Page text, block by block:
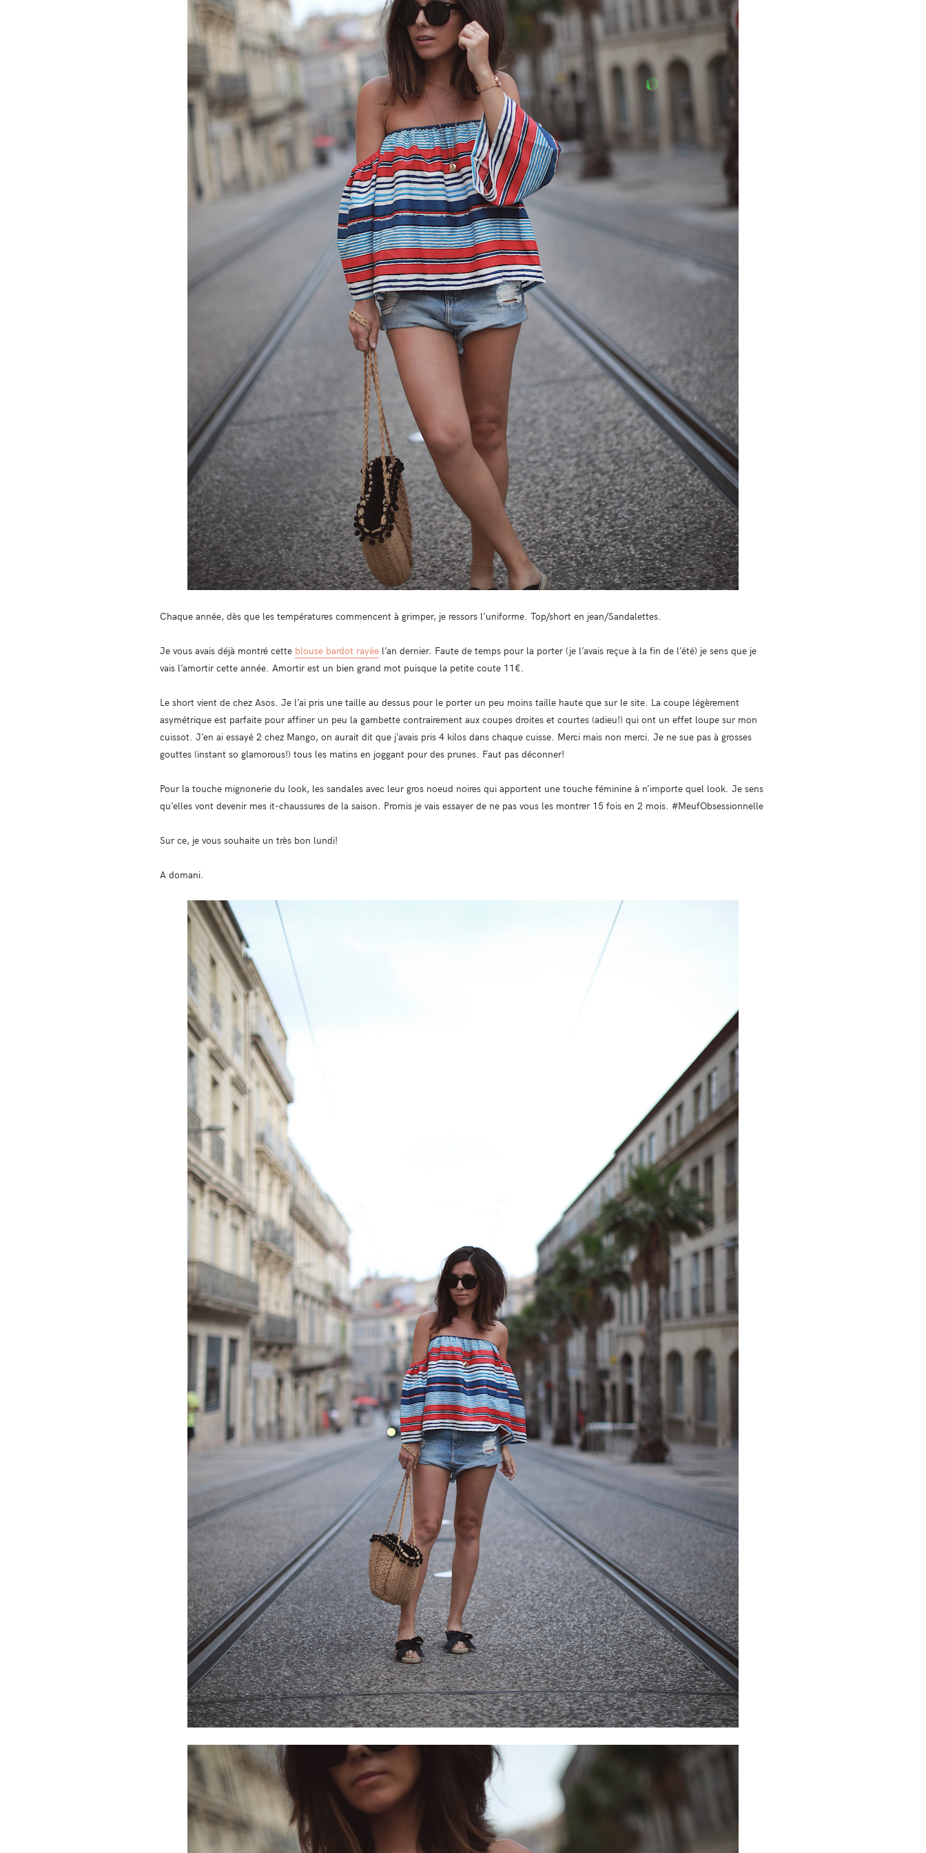
Chaque année, dès que les températures commencent à grimper, je ressors l’uniforme. Top/short en jean/Sandalettes.
Je vous avais déjà montré cette blouse bardot rayée l’an dernier. Faute de temps pour la porter (je l’avais reçue à la fin de l’été) je sens que je
vais l’amortir cette année. Amortir est un bien grand mot puisque la petite coute 11€.
Le short vient de chez Asos. Je l’ai pris une taille au dessus pour le porter un peu moins taille haute que sur le site. La coupe légèrement
asymétrique est parfaite pour affiner un peu la gambette contrairement aux coupes droites et courtes (adieu!) qui ont un effet loupe sur mon
cuissot. J’en ai essayé 2 chez Mango, on aurait dit que j’avais pris 4 kilos dans chaque cuisse. Merci mais non merci. Je ne sue pas à grosses
gouttes (instant so glamorous!) tous les matins en joggant pour des prunes. Faut pas déconner!
Pour la touche mignonerie du look, les sandales avec leur gros noeud noires qui apportent une touche féminine à n’importe quel look. Je sens
qu’elles vont devenir mes it-chaussures de la saison. Promis je vais essayer de ne pas vous les montrer 15 fois en 2 mois. #MeufObsessionnelle
Sur ce, je vous souhaite un très bon lundi!
A domani.